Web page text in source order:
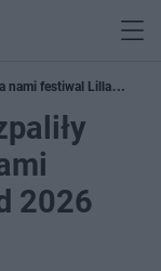
nami festiwal Lilla
2026